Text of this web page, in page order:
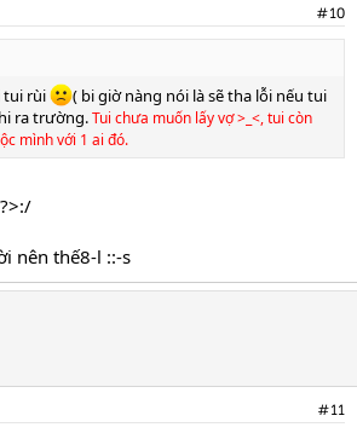
#10
tui rùi
( bi giờ nàng nói là sẽ tha lỗi nếu tui
ra trường.Tui chưa muốn lấy vợ >_<, tui còn
mình với 1 ai đó.
nên thế8-l ::-s
#11